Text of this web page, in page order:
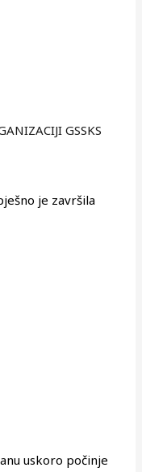
GSSKS
je završila
uskoro počinje